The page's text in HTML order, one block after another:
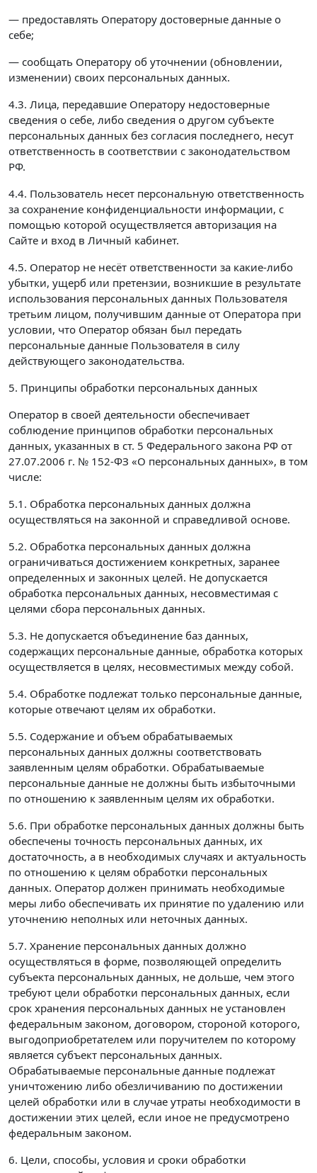
— предоставлять Оператору достоверные данные о
себе;
— сообщать Оператору об уточнении (обновлении,
изменении) своих персональных данных.
4.3. Лица, передавшие Оператору недостоверные
сведения о себе, либо сведения о другом субъекте
персональных данных без согласия последнего, несут
ответственность в соответствии с законодательством
РФ.
4.4. Пользователь несет персональную ответственность
за сохранение конфиденциальности информации, с
помощью которой осуществляется авторизация на
Сайте и вход в Личный кабинет.
4.5. Оператор не несёт ответственности за какие-либо
убытки, ущерб или претензии, возникшие в результате
использования персональных данных Пользователя
третьим лицом, получившим данные от Оператора при
условии, что Оператор обязан был передать
персональные данные Пользователя в силу
действующего законодательства.
5. Принципы обработки персональных данных
Оператор в своей деятельности обеспечивает
соблюдение принципов обработки персональных
данных, указанных в ст. 5 Федерального закона РФ от
27.07.2006 г. № 152-ФЗ «О персональных данных», в том
числе:
5.1. Обработка персональных данных должна
осуществляться на законной и справедливой основе.
5.2. Обработка персональных данных должна
ограничиваться достижением конкретных, заранее
определенных и законных целей. Не допускается
обработка персональных данных, несовместимая с
целями сбора персональных данных.
5.3. Не допускается объединение баз данных,
содержащих персональные данные, обработка которых
осуществляется в целях, несовместимых между собой.
5.4. Обработке подлежат только персональные данные,
которые отвечают целям их обработки.
5.5. Содержание и объем обрабатываемых
персональных данных должны соответствовать
заявленным целям обработки. Обрабатываемые
персональные данные не должны быть избыточными
по отношению к заявленным целям их обработки.
5.6. При обработке персональных данных должны быть
обеспечены точность персональных данных, их
достаточность, а в необходимых случаях и актуальность
по отношению к целям обработки персональных
данных. Оператор должен принимать необходимые
меры либо обеспечивать их принятие по удалению или
уточнению неполных или неточных данных.
5.7. Хранение персональных данных должно
осуществляться в форме, позволяющей определить
субъекта персональных данных, не дольше, чем этого
требуют цели обработки персональных данных, если
срок хранения персональных данных не установлен
федеральным законом, договором, стороной которого,
выгодоприобретателем или поручителем по которому
является субъект персональных данных.
Обрабатываемые персональные данные подлежат
уничтожению либо обезличиванию по достижении
целей обработки или в случае утраты необходимости в
достижении этих целей, если иное не предусмотрено
федеральным законом.
6. Цели, способы, условия и сроки обработки